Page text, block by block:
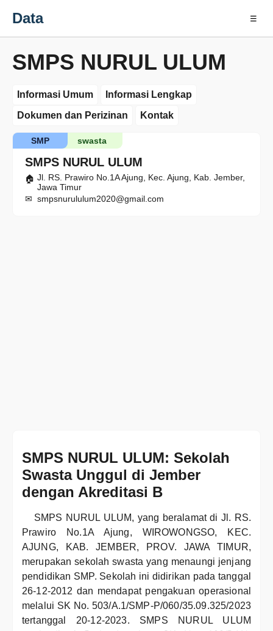
Data ☰
SMPS NURUL ULUM
Informasi Umum
Informasi Lengkap
Dokumen dan Perizinan
Kontak
SMPS NURUL ULUM
swasta
SMP
Jl. RS. Prawiro No.1A Ajung, Kec. Ajung, Kab. Jember,
Jawa Timur
smpsnurululum2020@gmail.com
SMPS NURUL ULUM: Sekolah
Swasta Unggul di Jember
dengan Akreditasi B
SMPS NURUL ULUM, yang beralamat di Jl. RS.
Prawiro No.1A Ajung, WIROWONGSO, KEC.
AJUNG, KAB. JEMBER, PROV. JAWA TIMUR,
merupakan sekolah swasta yang menaungi jenjang
pendidikan SMP. Sekolah ini didirikan pada tanggal
26-12-2012 dan mendapat pengakuan operasional
melalui SK No. 503/A.1/SMP-P/060/35.09.325/2023
tertanggal 20-12-2023. SMPS NURUL ULUM